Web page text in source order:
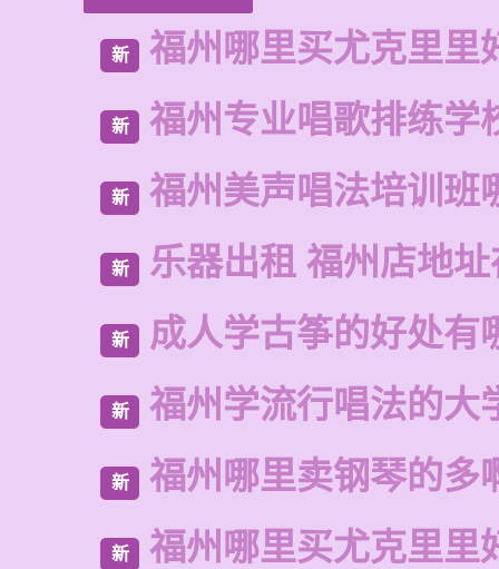
新 福州哪里买尤克里里
新 福州专业唱歌排练学
新 福州美声唱法培训班
新 乐器出租 福州店地
新 成人学古筝的好处有
新 福州学流行唱法的大
新 福州哪里卖钢琴的多
新 福州哪里买尤克里里